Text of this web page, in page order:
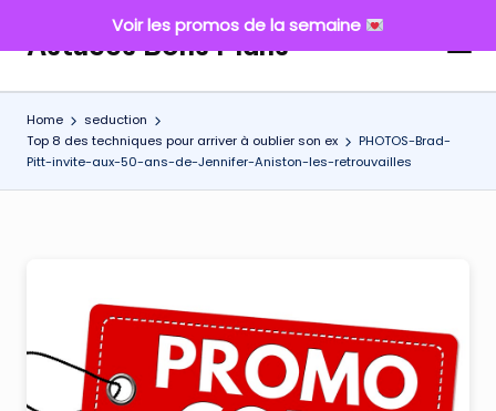
Skip
content
Astuces Bons Plans
Home
seduction
Top 8 des techniques pour arriver à oublier son ex
PHOTOS-Brad-
Pitt-invite-aux-50-ans-de-Jennifer-Aniston-les-retrouvailles
Voir les promos de la semaine